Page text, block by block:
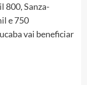
800, Sanza-
e 750
vai beneficiar